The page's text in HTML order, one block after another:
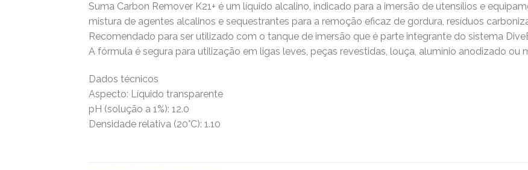
Suma Carbon Remover K21+ é um líquido alcalino, indicado para a imersão de utensílios e
mistura de agentes alcalinos e sequestrantes para a remoção eficaz de gordura, resíduos
Recomendado para ser utilizado com o tanque de imersão que é parte integrante do sistema
A fórmula é segura para utilização em ligas leves, peças revestidas, louça, alumínio anodizado ou
Dados técnicos
Aspecto: Líquido transparente
pH (solução a 1%): 12.0
Densidade relativa (20°C): 1.10